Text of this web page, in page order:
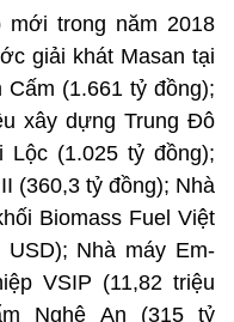
trong năm 2018
giải khát Masan tại
(1.661 tỷ đồng);
xây dựng Trung Đô
Lộc (1.025 tỷ đồng);
(360,3 tỷ đồng); Nhà
Biomass Fuel Việt
Nhà máy Em-
VSIP (11,82 triệu
Nghệ An (315 tỷ